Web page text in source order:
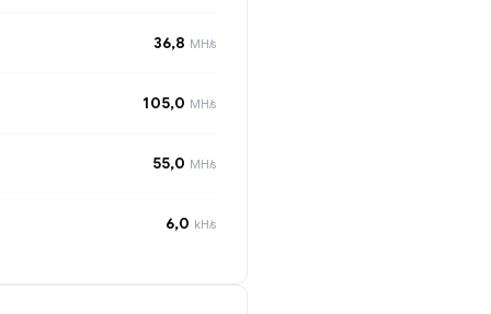
36,8 MH/s
105,0 MH/s
55,0 MH/s
6,0 kH/s